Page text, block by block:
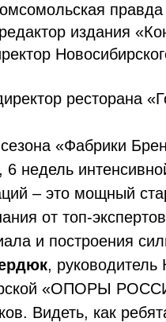
правда
издания
ресторана
«Фабрики
недель
– это мощный
от топ-
и построения
, руководитель
«ОПОРЫ
Видеть, как